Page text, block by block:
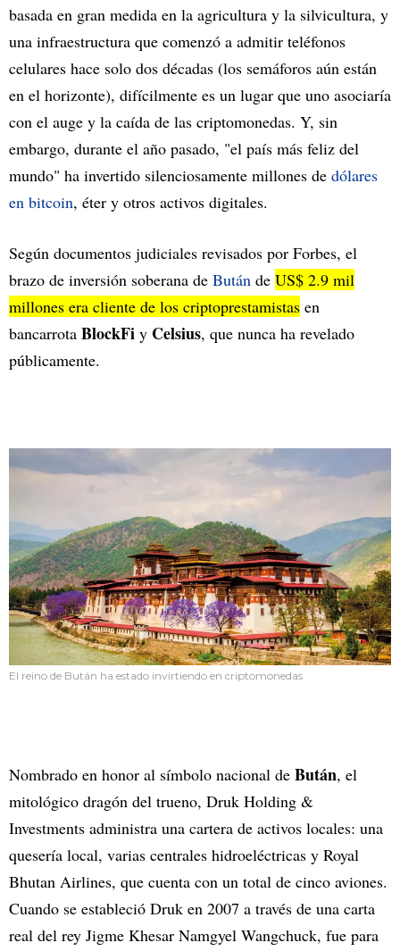
basada en gran medida en la agricultura y la silvicultura, y
una infraestructura que comenzó a admitir teléfonos
celulares hace solo dos décadas (los semáforos aún están
en el horizonte), difícilmente es un lugar que uno asociaría
con el auge y la caída de las criptomonedas. Y, sin
embargo, durante el año pasado, "el país más feliz del
mundo" ha invertido silenciosamente millones de dólares
en bitcoin, éter y otros activos digitales.
Según documentos judiciales revisados por Forbes, el
brazo de inversión soberana de Bután de US$ 2.9 mil
millones era cliente de los criptoprestamistas en
bancarrota BlockFi y Celsius, que nunca ha revelado
públicamente.
El reino de Bután ha estado invirtiendo en criptomonedas
Nombrado en honor al símbolo nacional de Bután, el
mitológico dragón del trueno, Druk Holding &
Investments administra una cartera de activos locales: una
quesería local, varias centrales hidroeléctricas y Royal
Bhutan Airlines, que cuenta con un total de cinco aviones.
Cuando se estableció Druk en 2007 a través de una carta
real del rey Jigme Khesar Namgyel Wangchuck, fue para